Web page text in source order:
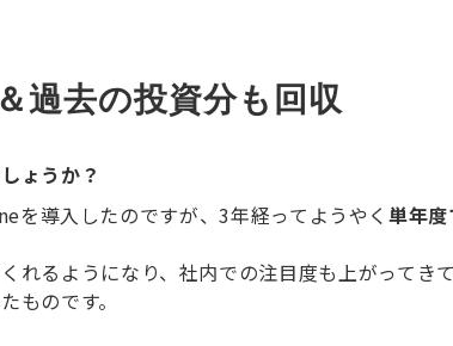
過去の投資分も回収
ょうか？
を導入したのですが、3年経ってようやく単年
れるようになり、社内での注目度も上がってき
ものです。